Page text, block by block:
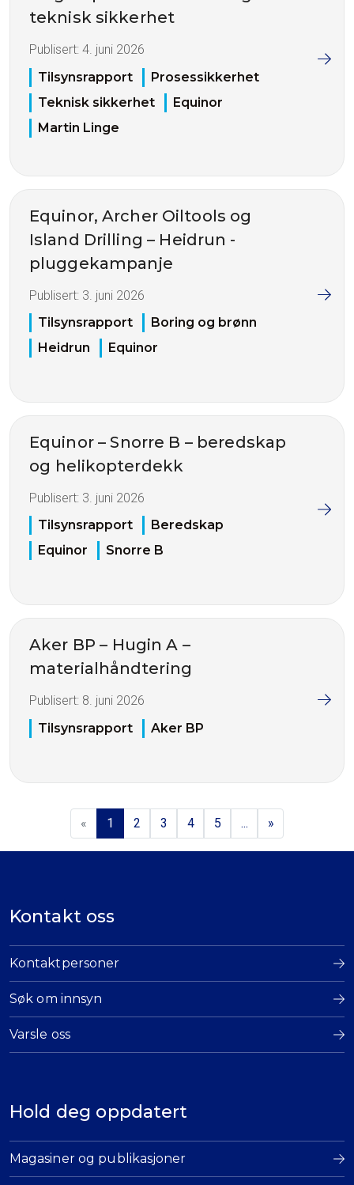
teknisk sikkerhet
Publisert: 4. juni 2026
Tilsynsrapport
Prosessikkerhet
Teknisk sikkerhet
Equinor
Martin Linge
Equinor, Archer Oiltools og
Island Drilling – Heidrun -
pluggekampanje
Publisert: 3. juni 2026
Tilsynsrapport
Boring og brønn
Heidrun
Equinor
Equinor – Snorre B – beredskap
og helikopterdekk
Publisert: 3. juni 2026
Tilsynsrapport
Beredskap
Equinor
Snorre B
Aker BP – Hugin A –
materialhåndtering
Publisert: 8. juni 2026
Tilsynsrapport
Aker BP
« 1 2 3 4 5 ... »
Kontakt oss
Kontaktpersoner
Søk om innsyn
Varsle oss
Hold deg oppdatert
Magasiner og publikasjoner